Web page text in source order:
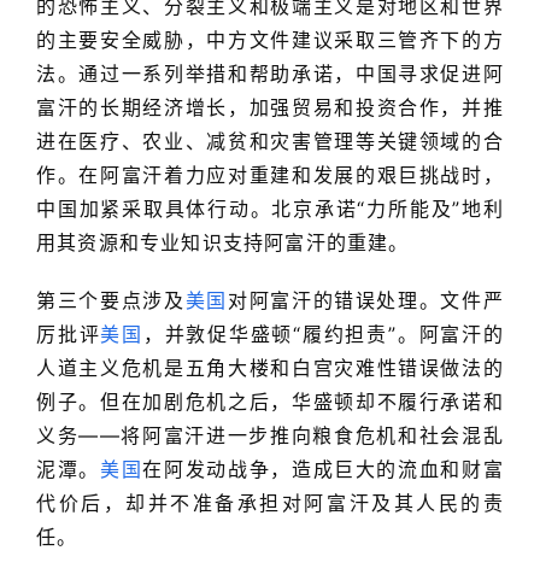
的恐怖主义、分裂主义和极端主义是对地区和世界
的主要安全威胁，中方文件建议采取三管齐下的方
法。通过一系列举措和帮助承诺，中国寻求促进阿
富汗的长期经济增长，加强贸易和投资合作，并推
进在医疗、农业、减贫和灾害管理等关键领域的合
作。在阿富汗着力应对重建和发展的艰巨挑战时，
中国加紧采取具体行动。北京承诺“力所能及”地利
用其资源和专业知识支持阿富汗的重建。
第三个要点涉及美国 对阿富汗的错误处理。文件严
厉批评美国 ，并敦促华盛顿“履约担责”。阿富汗的
人道主义危机是五角大楼和白宫灾难性错误做法的
例子。但在加剧危机之后，华盛顿却不履行承诺和
义务——将阿富汗进一步推向粮食危机和社会混乱
泥潭。 美国在阿发动战争，造成巨大的流血和财富
代价后，却并不准备承担对阿富汗及其人民的责
任。